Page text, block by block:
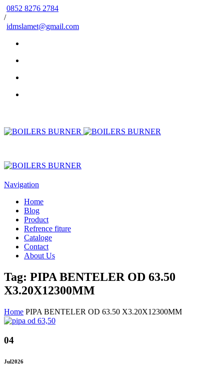
0852 8276 2784
/
idmslamet@gmail.com
Navigation
Home
Blog
Product
Refrence fiture
Cataloge
Contact
About Us
Tag: PIPA BENTELER OD 63.50
X3.20X12300MM
Home PIPA BENTELER OD 63.50 X3.20X12300MM
04
Jul2026